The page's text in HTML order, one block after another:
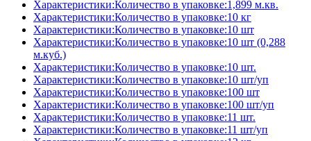
Характеристики:Количество в упаковке:1,899 м.кв.
Характеристики:Количество в упаковке:10 кг
Характеристики:Количество в упаковке:10 шт
Характеристики:Количество в упаковке:10 шт (0,288
м.куб.)
Характеристики:Количество в упаковке:10 шт.
Характеристики:Количество в упаковке:10 шт/уп
Характеристики:Количество в упаковке:100 шт
Характеристики:Количество в упаковке:100 шт/уп
Характеристики:Количество в упаковке:11 шт.
Характеристики:Количество в упаковке:11 шт/уп